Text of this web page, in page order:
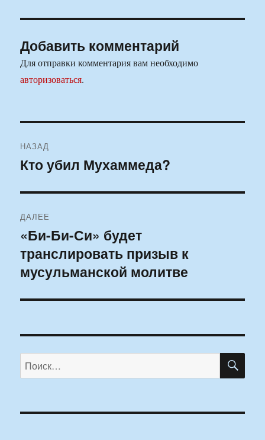
Добавить комментарий
Для отправки комментария вам необходимо
авторизоваться.
по
НАЗАД
Предыдущая
Кто убил Мухаммеда?
ДАЛЕЕ
Следующая
запись:
«Би-Би-Си» будет
транслировать призыв к
мусульманской молитве
Искать: